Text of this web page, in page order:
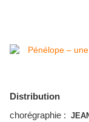
Distribution
chorégraphie :